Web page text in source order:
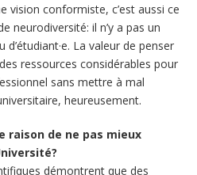
vision conformiste, c’est aussi ce
neurodiversité: il n’y a pas un
La valeur de penser
ressources considérables pour
sans mettre à mal
heureusement.
raison de ne pas mieux
démontrent que des